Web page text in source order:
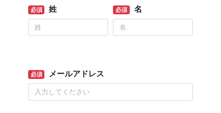
必須 姓 必須 名
必須 メールアドレス